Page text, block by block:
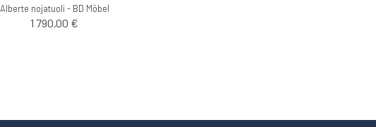
Alberte nojatuoli - BD Möbel
1 790,00 €